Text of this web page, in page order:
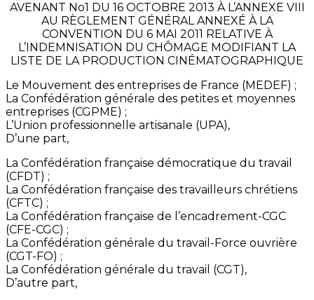
AVENANT No1 DU 16 OCTOBRE 2013 À L’ANNEXE VIII
AU RÈGLEMENT GÉNÉRAL ANNEXÉ À LA
CONVENTION DU 6 MAI 2011 RELATIVE À
L’INDEMNISATION DU CHÔMAGE MODIFIANT LA
LISTE DE LA PRODUCTION CINÉMATOGRAPHIQUE
Le Mouvement des entreprises de France (MEDEF) ;
La Confédération générale des petites et moyennes
entreprises (CGPME) ;
L’Union professionnelle artisanale (UPA),
D’une part,
La Confédération française démocratique du travail
(CFDT) ;
La Confédération française des travailleurs chrétiens
(CFTC) ;
La Confédération française de l’encadrement-CGC
(CFE-CGC) ;
La Confédération générale du travail-Force ouvrière
(CGT-FO) ;
La Confédération générale du travail (CGT),
D’autre part,